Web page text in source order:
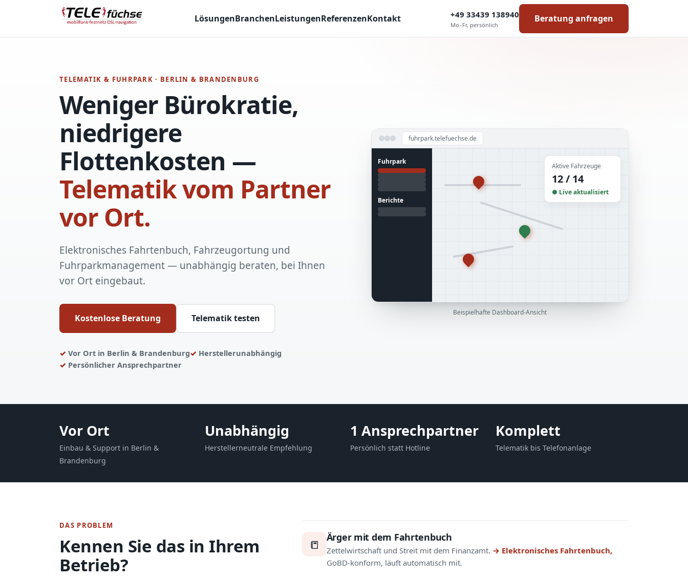
LösungenBranchenLeistungenReferenzenKontakt +49 33439 138940
Mo–Fr, persönlich
Beratung anfragen
TELEMATIK & FUHRPARK · BERLIN & BRANDENBURG
Weniger Bürokratie,
niedrigere
Flottenkosten —
Telematik vom Partner
vor Ort.
Elektronisches Fahrtenbuch, Fahrzeugortung und
Fuhrparkmanagement — unabhängig beraten, bei Ihnen
vor Ort eingebaut.
Kostenlose Beratung Telematik testen
Vor Ort in Berlin & Brandenburg
Herstellerunabhängig
Persönlicher Ansprechpartner
fuhrpark.telefuechse.de
Fuhrpark
Berichte
Aktive Fahrzeuge
12 / 14
● Live aktualisiert
Beispielhafte Dashboard-Ansicht
Vor Ort
Einbau & Support in Berlin &
Brandenburg
Unabhängig
Herstellerneutrale Empfehlung
1 Ansprechpartner
Persönlich statt Hotline
Komplett
Telematik bis Telefonanlage
DAS PROBLEM
Kennen Sie das in Ihrem
Betrieb?
📒 Ärger mit dem Fahrtenbuch
Zettelwirtschaft und Streit mit dem Finanzamt. → Elektronisches Fahrtenbuch,
GoBD-konform, läuft automatisch mit.